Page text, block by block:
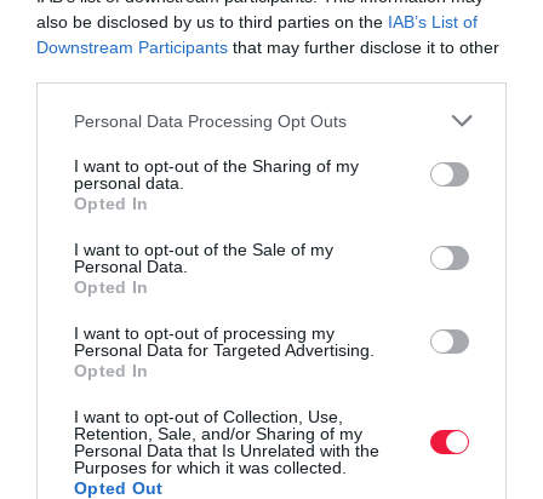
also be disclosed by us to third parties on the IAB’s List of
Downstream Participants that may further disclose it to other
Please note that this website/app uses one or more Google
not limited to your visit or usage behaviour. You may click to
grant or deny consent to Google and its third-party tags to
use your data for below specified purposes in below Google
consent section.
Personal Data Processing Opt Outs
I want to opt-out of the Sharing of my
personal data.
Opted In
I want to opt-out of the Sale of my
Personal Data.
Opted In
I want to opt-out of processing my
Personal Data for Targeted Advertising.
Opted In
I want to opt-out of Collection, Use,
Retention, Sale, and/or Sharing of my
Personal Data that Is Unrelated with the
Purposes for which it was collected.
Opted Out